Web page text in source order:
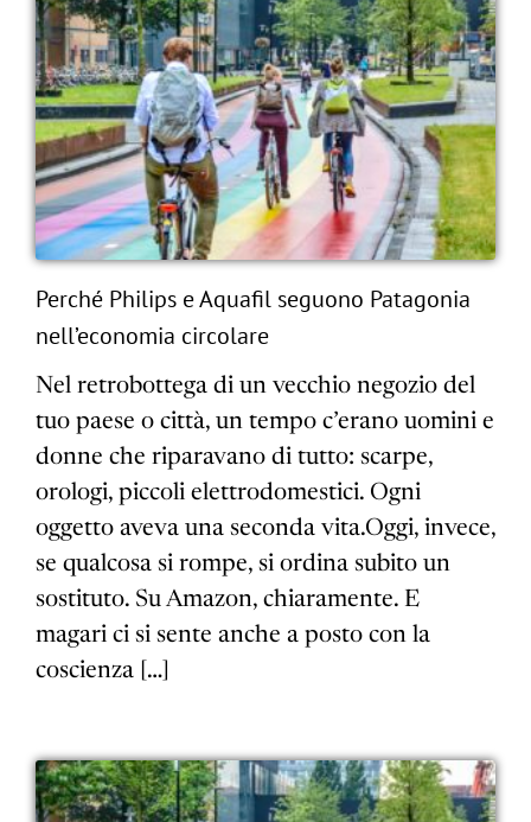
Perché Philips e Aquafil seguono Patagonia
nell’economia circolare
Nel retrobottega di un vecchio negozio del
tuo paese o città, un tempo c’erano uomini e
donne che riparavano di tutto: scarpe,
orologi, piccoli elettrodomestici. Ogni
oggetto aveva una seconda vita.Oggi, invece,
se qualcosa si rompe, si ordina subito un
sostituto. Su Amazon, chiaramente. E
magari ci si sente anche a posto con la
coscienza […]